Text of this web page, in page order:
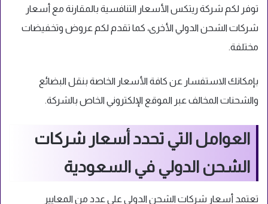
توفر لكم شركة ريتكس الأسعار التنافسية بالمقارنة مع أسعار
شركات الشحن الدولي الأخرى، كما تقدم لكم عروض وتخفيضات
مختلفة.
بإمكانك الاستفسار عن كافة الأسعار الخاصة بنقل البضائع
والشحنات المخالف عبر الموقع الإلكتروني الخاص بالشركة.
العوامل التي تحدد أسعار شركات
الشحن الدولي في السعودية
تعتمد أسعار شركات الشحن الدولي على عدد من المعايير